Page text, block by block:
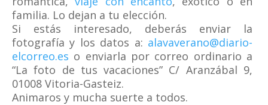
familia. Lo dejan a tu elección.
Si estás interesado, deberás enviar la
fotografía y los datos a: alavaverano@diario-
elcorreo.es o enviarla por correo ordinario a
“La foto de tus vacaciones” C/ Aranzábal 9,
01008 Vitoria-Gasteiz.
Animaros y mucha suerte a todos.